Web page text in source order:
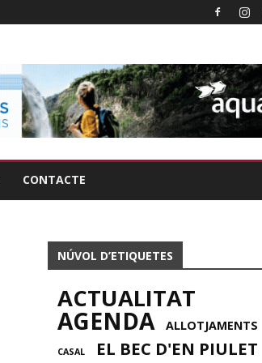
CONTACTE
NÚVOL D’ETIQUETES
ACTUALITAT
AGENDA ALLOTJAMENTS
CASAL EL BEC D'EN PIULET